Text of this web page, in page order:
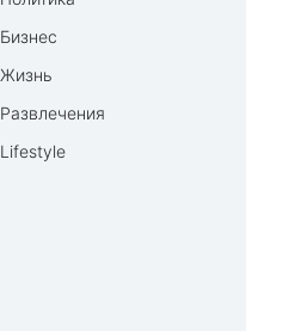
Бизнес
Жизнь
Развлечения
Lifestyle